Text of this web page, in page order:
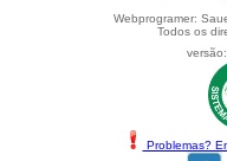
Webprogramer:
Todos os
Problemas?